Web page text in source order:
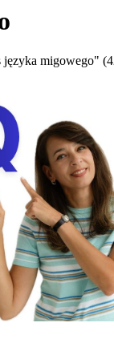
języka migowego"